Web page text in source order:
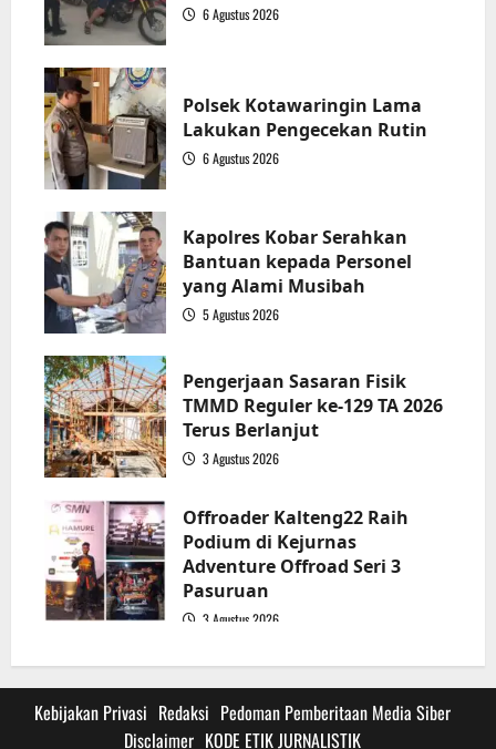
6 Agustus 2026
Polsek Kotawaringin Lama
Lakukan Pengecekan Rutin
6 Agustus 2026
Kapolres Kobar Serahkan
Bantuan kepada Personel
yang Alami Musibah
5 Agustus 2026
Pengerjaan Sasaran Fisik
TMMD Reguler ke-129 TA 2026
Terus Berlanjut
3 Agustus 2026
Offroader Kalteng22 Raih
Podium di Kejurnas
Adventure Offroad Seri 3
Pasuruan
3 Agustus 2026
Kebijakan Privasi Redaksi Pedoman Pemberitaan Media Siber
Disclaimer KODE ETIK JURNALISTIK